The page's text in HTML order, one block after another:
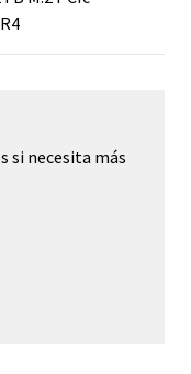
si necesita más